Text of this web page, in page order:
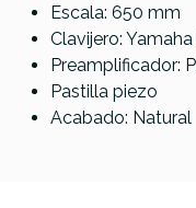
Escala: 650 mm
Clavijero:
Preamplificador:
Pastilla piezo
Acabado: Natural